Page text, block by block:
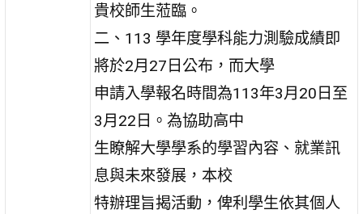
貴校師生蒞臨。
二、113 學年度學科能力測驗成績即
將於2月27日公布，而大學
申請入學報名時間為113年3月20日至
3月22日。為協助高中
生瞭解大學學系的學習內容、就業訊
息與未來發展，本校
特辦理旨揭活動，俾利學生依其個人